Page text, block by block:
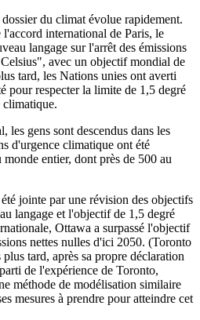
du climat évolue rapidement.
international de Paris, le
langage sur l'arrêt des émissions
avec un objectif mondial de
tard, les Nations unies ont averti
pour respecter la limite de 1,5 degré
climatique.
les gens sont descendus dans les
d'urgence climatique ont été
entier, dont près de 500 au
jointe par une révision des objectifs
langage et l'objectif de 1,5 degré
Ottawa a surpassé l'objectif
nettes nulles d'ici 2050. (Toronto
tard, après sa propre déclaration
de l'expérience de Toronto,
méthode de modélisation similaire
mesures à prendre pour atteindre cet